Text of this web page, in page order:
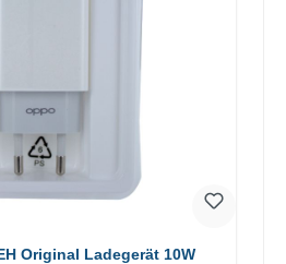
Original Ladegerät 10W